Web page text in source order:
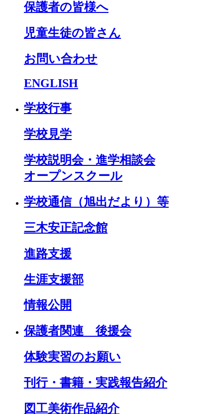
保護者の皆様へ
児童生徒の皆さん
お問い合わせ
ENGLISH
学校行事
学校見学
学校説明会・進学相談会
オープンスクール
学校通信（旭出だより）等
三木安正記念館
進路支援
生涯支援部
情報公開
保護者関連 後援会
体験実習のお願い
刊行・書籍・実践報告紹介
図工美術作品紹介